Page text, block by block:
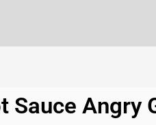
Sauce Angry